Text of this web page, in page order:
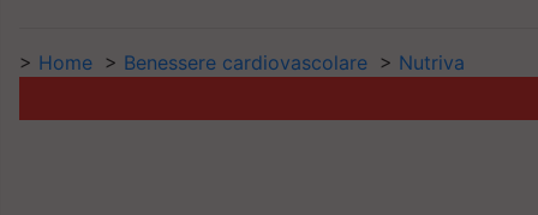
> Home > Benessere cardiovascolare > Nutriva